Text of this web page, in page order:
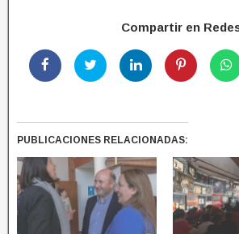
Compartir en
PUBLICACIONES RELACIONADAS: